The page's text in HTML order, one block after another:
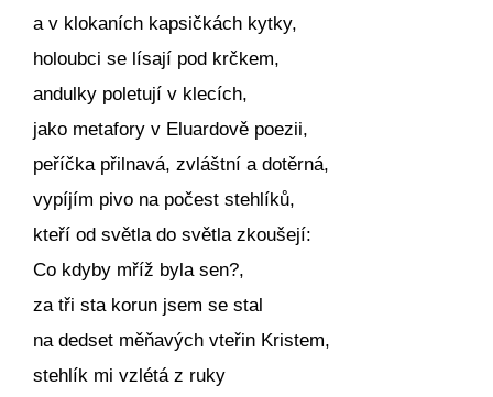
a v klokaních kapsičkách kytky,
holoubci se lísají pod krčkem,
andulky poletují v klecích,
jako metafory v Eluardově poezii,
peříčka přilnavá, zvláštní a dotěrná,
vypíjím pivo na počest stehlíků,
kteří od světla do světla zkoušejí:
Co kdyby mříž byla sen?,
za tři sta korun jsem se stal
na dedset měňavých vteřin Kristem,
stehlík mi vzlétá z ruky